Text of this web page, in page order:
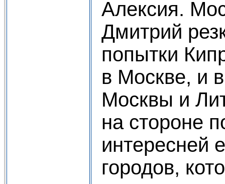
Алексия.
Дмитрий
попытки
в Москве, и
Москвы и
на стороне
интересней
городов,